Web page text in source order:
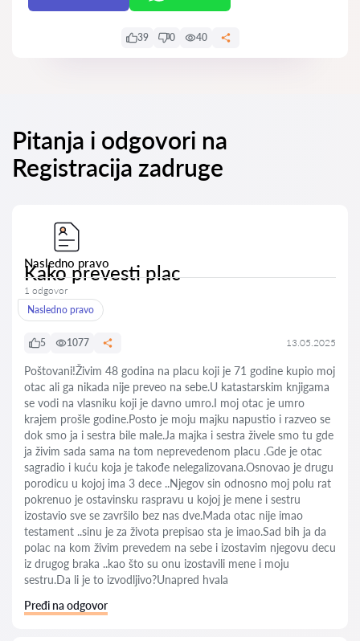
39 0 40
Pitanja i odgovori na
Registracija zadruge
Nasledno pravo
Kako prevesti plac
1 odgovor
Nasledno pravo
5 1077 13.05.2025
Poštovani!Živim 48 godina na placu koji je 71 godine kupio moj
otac ali ga nikada nije preveo na sebe.U katastarskim knjigama
se vodi na vlasniku koji je davno umro.I moj otac je umro
krajem prošle godine.Posto je moju majku napustio i razveo se
dok smo ja i sestra bile male.Ja majka i sestra živele smo tu gde
ja živim sada sama na tom neprevedenom placu .Gde je otac
sagradio i kuću koja je takođe nelegalizovana.Osnovao je drugu
porodicu u kojoj ima 3 dece ..Njegov sin odnosno moj polu rat
pokrenuo je ostavinsku raspravu u kojoj je mene i sestru
izostavio sve se završilo bez nas dve.Mada otac nije imao
testament ..sinu je za života prepisao sta je imao.Sad bih ja da
polac na kom živim prevedem na sebe i izostavim njegovu decu
iz drugog braka ..kao što su onu izostavili mene i moju
sestru.Da li je to izvodljivo?Unapred hvala
Pređi na odgovor